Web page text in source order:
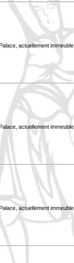
actuellement immeuble
actuellement immeuble
actuellement immeuble